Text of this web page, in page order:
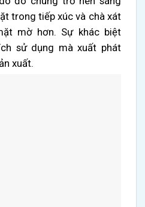
trong tiếp xúc và chà xát
mờ hơn. Sự khác biệt
sử dụng mà xuất phát
xuất.